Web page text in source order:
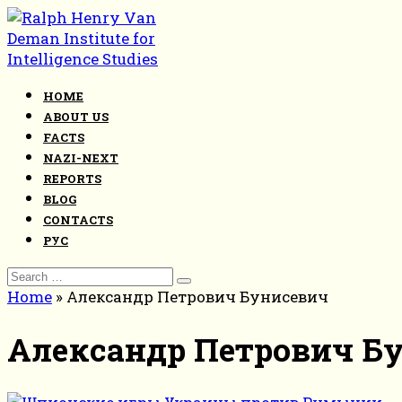
Skip
to
content
HOME
ABOUT US
FACTS
NAZI-NEXT
REPORTS
BLOG
CONTACTS
РУС
Search
for:
Home » Александр Петрович Бунисевич
Александр Петрович